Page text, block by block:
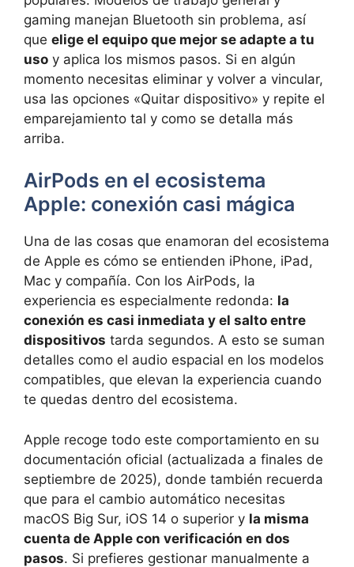
gaming manejan Bluetooth sin problema, así
que elige el equipo que mejor se adapte a tu
uso y aplica los mismos pasos. Si en algún
momento necesitas eliminar y volver a vincular,
usa las opciones «Quitar dispositivo» y repite el
emparejamiento tal y como se detalla más
arriba.
AirPods en el ecosistema
Apple: conexión casi mágica
Una de las cosas que enamoran del ecosistema
de Apple es cómo se entienden iPhone, iPad,
Mac y compañía. Con los AirPods, la
experiencia es especialmente redonda: la
conexión es casi inmediata y el salto entre
dispositivos tarda segundos. A esto se suman
detalles como el audio espacial en los modelos
compatibles, que elevan la experiencia cuando
te quedas dentro del ecosistema.
Apple recoge todo este comportamiento en su
documentación oficial (actualizada a finales de
septiembre de 2025), donde también recuerda
que para el cambio automático necesitas
macOS Big Sur, iOS 14 o superior y la misma
cuenta de Apple con verificación en dos
pasos. Si prefieres gestionar manualmente a